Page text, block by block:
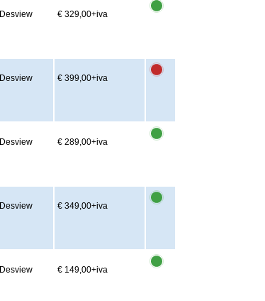
Desview € 329,00+iva
Desview € 399,00+iva
Desview € 289,00+iva
Desview € 349,00+iva
Desview € 149,00+iva